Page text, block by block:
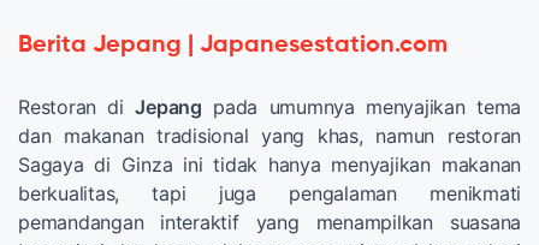
Berita Jepang | Japanesestation.com
Restoran diJepang pada umumnya menyajikan tema
dan makanan tradisional yang khas, namun restoran
Sagaya di Ginza ini tidak hanya menyajikan makanan
berkualitas, tapi juga pengalaman menikmati
pemandangan interaktif yang menampilkan suasana